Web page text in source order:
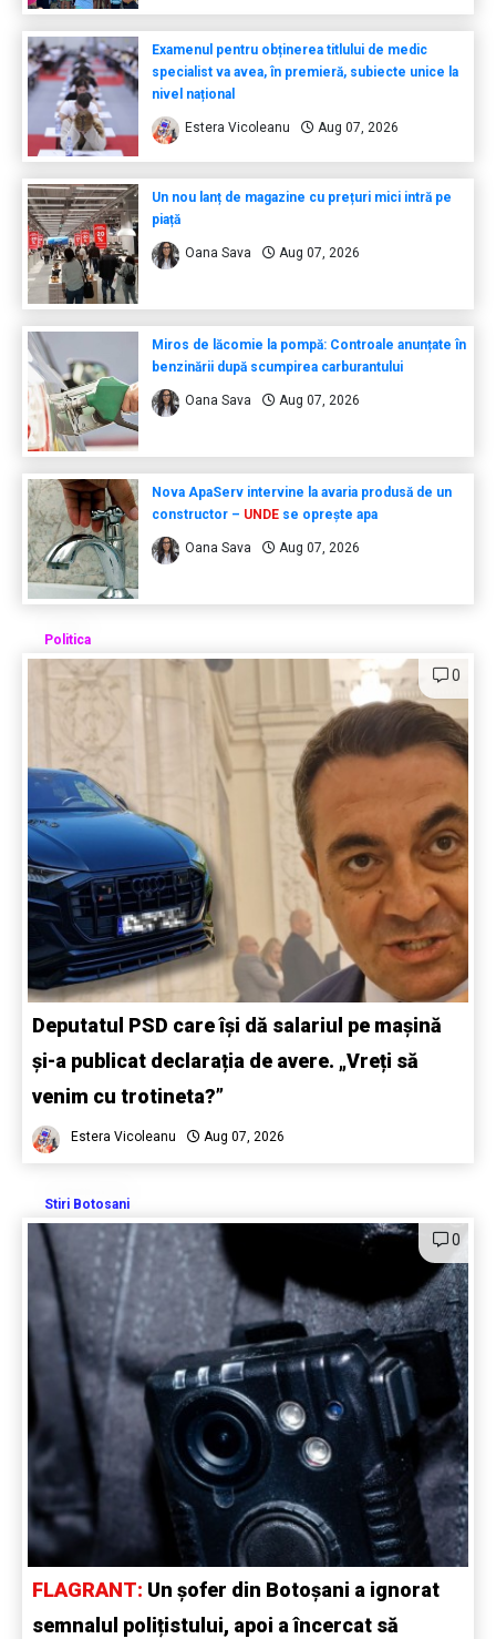
Examenul pentru obținerea titlului de medic
specialist va avea, în premieră, subiecte unice la
nivel național
Estera Vicoleanu Aug 07, 2026
Un nou lanț de magazine cu prețuri mici intră pe
piață
Oana Sava Aug 07, 2026
Miros de lăcomie la pompă: Controale anunțate în
benzinării după scumpirea carburantului
Oana Sava Aug 07, 2026
Nova ApaServ intervine la avaria produsă de un
constructor – UNDEse oprește apa
Oana Sava Aug 07, 2026
Politica
0
Deputatul PSD care își dă salariul pe mașină
și-a publicat declarația de avere. „Vreți să
venim cu trotineta?”
Estera Vicoleanu Aug 07, 2026
Stiri Botosani
0
FLAGRANT: Un șofer din Botoșani a ignorat
semnalul polițistului, apoi a încercat să